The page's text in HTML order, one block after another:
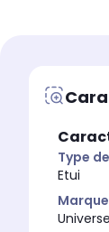
Type
Etui